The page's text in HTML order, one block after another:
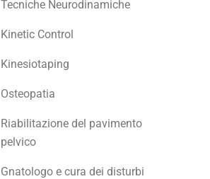
Tecniche Neurodinamiche
Kinetic Control
Kinesiotaping
Osteopatia
Riabilitazione del pavimento
pelvico
Gnatologo e cura dei disturbi